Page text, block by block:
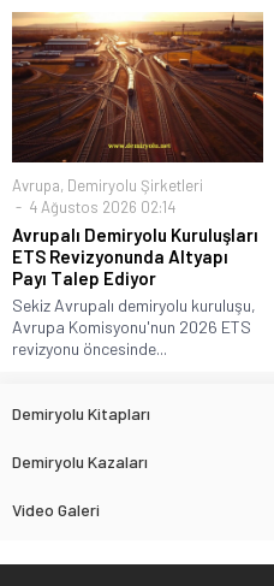
Avrupa, Demiryolu Şirketleri
4 Ağustos 2026 02:14
Avrupalı Demiryolu Kuruluşları
ETS Revizyonunda Altyapı
Payı Talep Ediyor
Sekiz Avrupalı demiryolu kuruluşu,
Avrupa Komisyonu'nun 2026 ETS
revizyonu öncesinde...
Demiryolu Kitapları
Demiryolu Kazaları
Video Galeri